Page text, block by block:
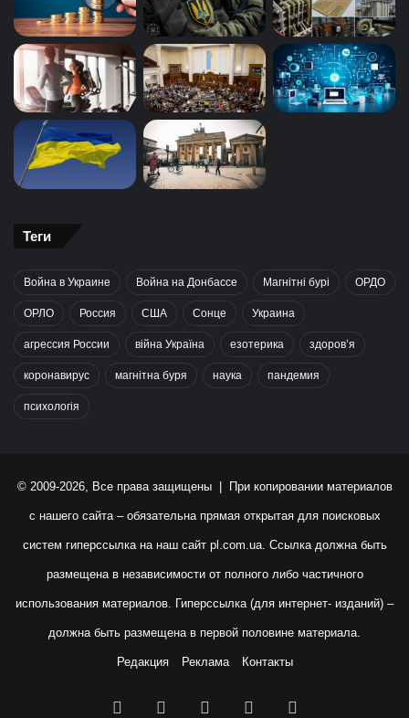
Теги
Война в Украине Война на Донбассе Магнітні бурі ОРДО
ОРЛО Россия США Сонце Украина
агрессия России війна Україна езотерика здоров’я
коронавирус магнітна буря наука пандемия
психологія
© 2009-2026, Все права защищены | При копировании материалов
с нашего сайта – обязательна прямая открытая для поисковых
систем гиперссылка на наш сайт pl.com.ua. Ссылка должна быть
размещена в независимости от полного либо частичного
использования материалов. Гиперссылка (для интернет- изданий) –
должна быть размещена в первой половине материала.
Редакция Реклама Контакты
Facebook YouTubeInstagram